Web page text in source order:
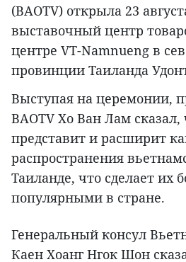
(BAOTV) открыла 23
выставочный центр
центре VT-Namnueng в
провинции Таиланда
Выступая на церемонии,
BAOTV Хо Ван Лам сказал,
представит и расширит
распространения
Таиланде, что сделает их
популярными в стране.
Генеральный консул
Каен Хоанг Нгок Шон